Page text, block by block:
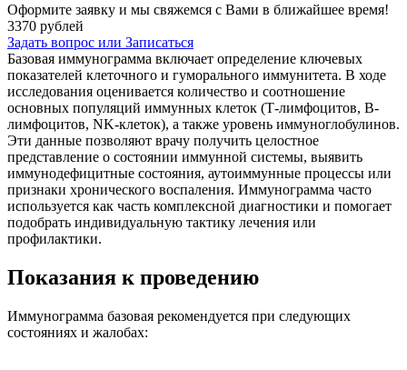
Оформите заявку и мы свяжемся с Вами в ближайшее время!
3370 рублей
Задать вопрос или Записаться
Базовая иммунограмма включает определение ключевых
показателей клеточного и гуморального иммунитета. В ходе
исследования оценивается количество и соотношение
основных популяций иммунных клеток (Т-лимфоцитов, В-
лимфоцитов, NK-клеток), а также уровень иммуноглобулинов.
Эти данные позволяют врачу получить целостное
представление о состоянии иммунной системы, выявить
иммунодефицитные состояния, аутоиммунные процессы или
признаки хронического воспаления. Иммунограмма часто
используется как часть комплексной диагностики и помогает
подобрать индивидуальную тактику лечения или
профилактики.
Показания к проведению
Иммунограмма базовая рекомендуется при следующих
состояниях и жалобах: